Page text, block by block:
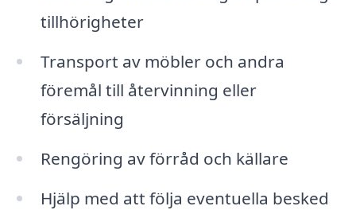
tillhörigheter
Transport av möbler och andra
föremål till återvinning eller
försäljning
Rengöring av förråd och källare
Hjälp med att följa eventuella besked